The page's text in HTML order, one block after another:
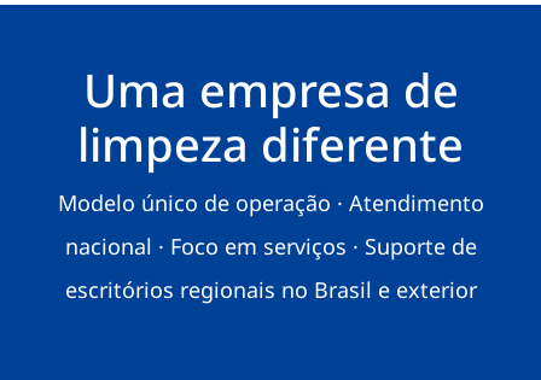
Uma empresa de
limpeza diferente
Modelo único de operação · Atendimento
nacional · Foco em serviços · Suporte de
escritórios regionais no Brasil e exterior